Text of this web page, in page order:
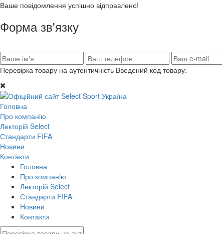
Ваше повідомлення успішно відправлено!
Форма зв'язку
Перевірка товару на аутентичність Введений код товару:
Головна
Про компанiю
Лекторій Select
Стандарти FIFA
Новини
Контакти
Головна
Про компанiю
Лекторій Select
Стандарти FIFA
Новини
Контакти